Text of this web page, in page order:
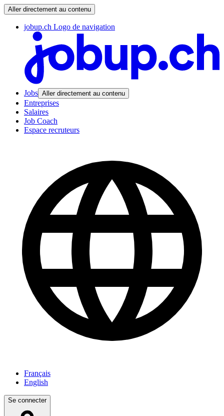
Aller directement au contenu
jobup.ch Logo de navigation
Jobs Aller directement au contenu
Entreprises
Salaires
Job Coach
Espace recruteurs
Français
English
Se connecter